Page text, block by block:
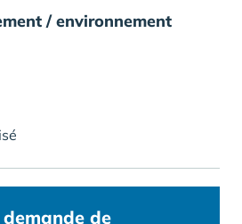
/ environnement
de